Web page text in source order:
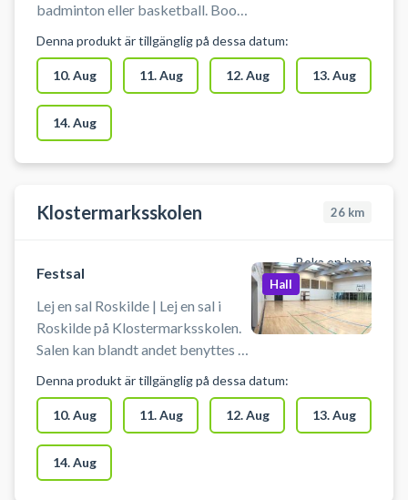
badminton eller basketball. Book
og Kulturcenter. Du skal selv
medbringe ketcher og bolde - og
man skal selv sætte net op.
Denna produkt är tillgänglig på dessa datum:
10. Aug 11. Aug 12. Aug 13. Aug
14. Aug
Klostermarksskolen 26 km
Boka en bana
Festsal
Lej en sal Roskilde | Lej en sal i
Roskilde på Klostermarksskolen.
Salen kan blandt andet benyttes til
Dans, Yoga og Kampsport. Salen
findes på Klostermarksskolen i
Roskilde.
Hall
Denna produkt är tillgänglig på dessa datum:
10. Aug 11. Aug 12. Aug 13. Aug
14. Aug